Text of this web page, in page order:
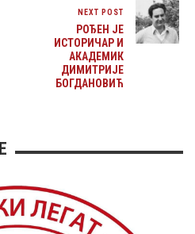
NEXT POST
РОЂЕН ЈЕ
ИСТОРИЧАР И
АКАДЕМИК
ДИМИТРИЈЕ
БОГДАНОВИЋ